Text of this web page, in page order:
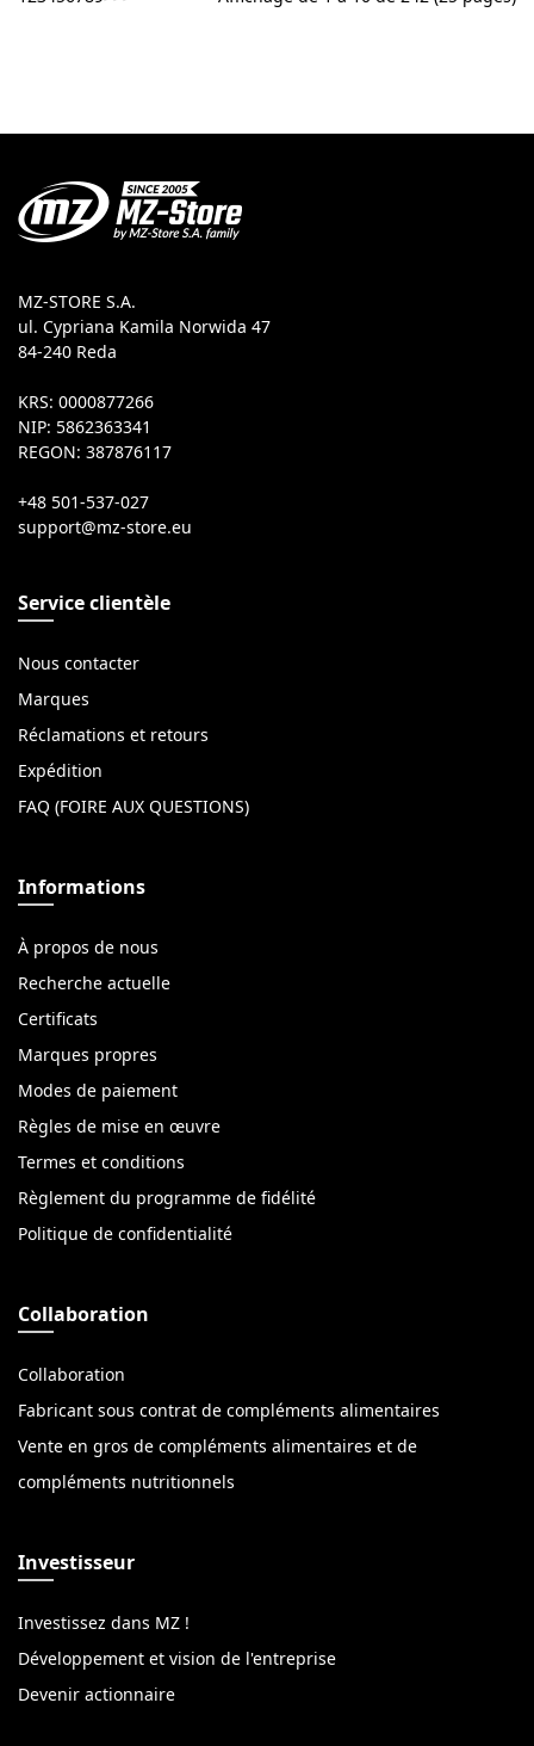
MZ-STORE S.A.
ul. Cypriana Kamila Norwida 47
84-240 Reda
KRS: 0000877266
NIP: 5862363341
REGON: 387876117
+48 501-537-027
Service clientèle
Nous contacter
Marques
Réclamations et retours
Expédition
FAQ (FOIRE AUX QUESTIONS)
Informations
À propos de nous
Recherche actuelle
Certificats
Marques propres
Modes de paiement
Règles de mise en œuvre
Termes et conditions
Règlement du programme de fidélité
Politique de confidentialité
Collaboration
Collaboration
Fabricant sous contrat de compléments alimentaires
Vente en gros de compléments alimentaires et de
compléments nutritionnels
Investisseur
Investissez dans MZ !
Développement et vision de l'entreprise
Devenir actionnaire